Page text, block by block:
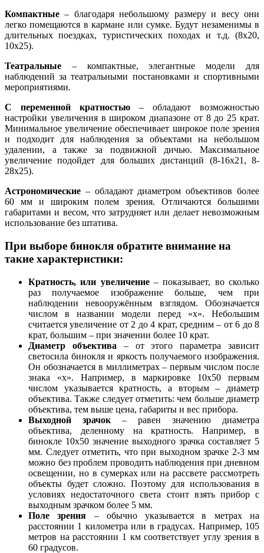
Компактные – благодаря небольшому размеру и весу они
легко помещаются в кармане или сумке. Будут незаменимы в
длительных поездках, туристических походах и т.д. (8x20,
10x25).
Театральные – компактные, элегантные модели для
наблюдений за театральными постановками и спортивными
мероприятиями.
С переменной кратностью – обладают возможностью
настройки увеличения в широком диапазоне от 8 до 25 крат.
Минимальное увеличение обеспечивает широкое поле зрения
и подходит для наблюдения за объектами на небольшом
удалении, а также за подвижной дичью. Максимальное
увеличение подойдет для больших дистанций (8-16x21, 8-
28x25).
Астрономические – обладают диаметром объективов более
60 мм и широким полем зрения. Отличаются большими
габаритами и весом, что затрудняет или делает невозможным
использование без штатива.
При выборе бинокля обратите внимание на
такие характеристики:
Кратность, или увеличение– показывает, во сколько
раз получаемое изображение больше, чем при
наблюдении невооружённым взглядом. Обозначается
числом в названии модели перед «х». Небольшим
считается увеличение от 2 до 4 крат, средним – от 6 до 8
крат, большим – при значении более 10 крат.
Диаметр объектива – от этого параметра зависит
светосила бинокля и яркость получаемого изображения.
Он обозначается в миллиметрах – первым числом после
знака «х». Например, в маркировке 10x50 первым
числом указывается кратность, а вторым – диаметр
объектива. Также следует отметить: чем больше диаметр
объектива, тем выше цена, габариты и вес прибора.
Выходной зрачок – равен значению диаметра
объектива, деленному на кратность. Например, в
бинокле 10x50 значение выходного зрачка составляет 5
мм. Следует отметить, что при выходном зрачке 2-3 мм
можно без проблем проводить наблюдения при дневном
освещении, но в сумерках или на рассвете рассмотреть
объекты будет сложно. Поэтому для использования в
условиях недостаточного света стоит взять прибор с
выходным зрачком более 5 мм.
Поле зрения – обычно указывается в метрах на
расстоянии 1 километра или в градусах. Например, 105
метров на расстоянии 1 км соответствует углу зрения в
60 градусов.